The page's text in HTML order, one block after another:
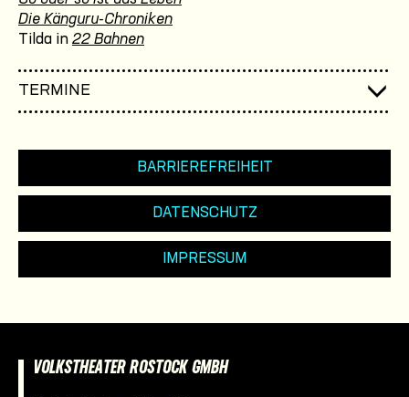
Die Känguru-Chroniken
Tilda in 22 Bahnen
TERMINE
BARRIEREFREIHEIT
DATENSCHUTZ
IMPRESSUM
VOLKSTHEATER ROSTOCK GMBH